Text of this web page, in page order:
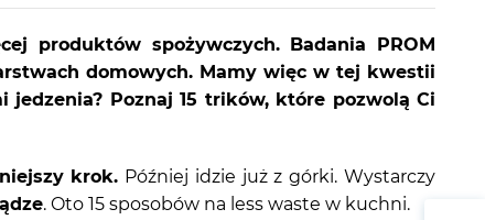
produktów spożywczych. Badania PROM
domowych. Mamy więc w tej kwestii
Poznaj 15 trików, które pozwolą Ci
krok. Później idzie już z górki. Wystarczy
. Oto 15 sposobów na less waste w kuchni.